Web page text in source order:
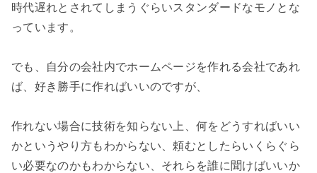
時代遅れとされてしまうぐらいスタンダードなモノとな
っています。
でも、自分の会社内でホームページを作れる会社であれ
ば、好き勝手に作ればいいのですが、
作れない場合に技術を知らない上、何をどうすればいい
かというやり方もわからない、頼むとしたらいくらぐら
い必要なのかもわからない、それらを誰に聞けばいいか